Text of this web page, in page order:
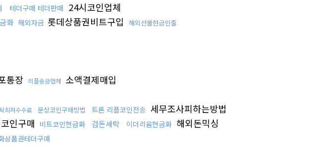
테더구매 테더판매 24시코인업체
화 해외자금 롯데상품권비트구입
해외선물현금인출
통장 리플송금업체 소액결제매입
최저수수료 문상코인구매방법 트론 리플코인전송 세무조사피하는방법
인구매 비트코인현금화 검돈세탁 이더리움현금화 해외돈믹싱
상품권테더구매